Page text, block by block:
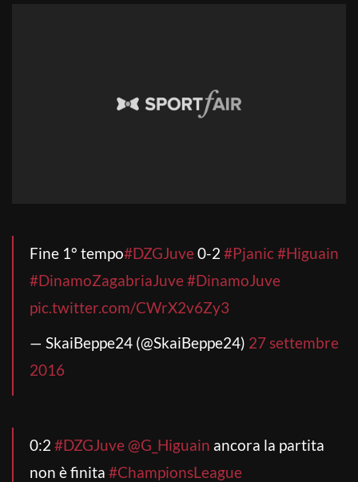
Fine 1° tempo#DZGJuve0-2 #Pjanic#Higuain
#DinamoZagabriaJuve#DinamoJuve
pic.twitter.com/CWrX2v6Zy3
— SkaiBeppe24 (@SkaiBeppe24) 27 settembre
2016
0:2 #DZGJuve@G_Higuain ancora la partita
non è finita #ChampionsLeague